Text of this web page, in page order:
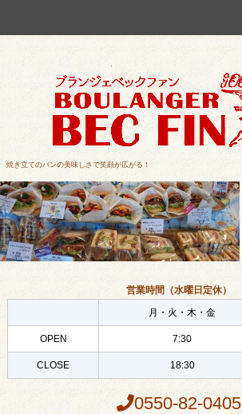
焼き立てのパンの美味しさで笑顔が広がる！
営業時間（水曜日定休）
月・火・木・金
OPEN 7:30
CLOSE 18:30
0550-82-0405